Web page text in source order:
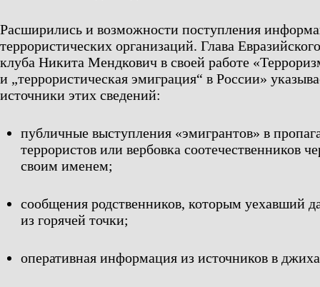
Расширились и возможности поступления
террористических организаций. Глава
клуба Никита Мендкович в своей работе
и „террористическая эмиграция“ в России»
источники этих сведений:
публичные выступления «эмигрантов» в
террористов или вербовка соотечественников
своим именем;
сообщения родственников, которым уехавший
из горячей точки;
оперативная информация из источников в